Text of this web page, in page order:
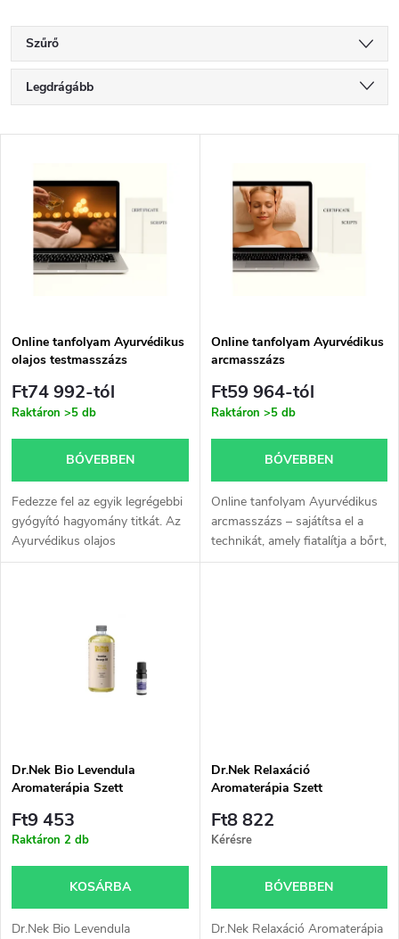
Szűrő
T
e
m
e
k
r
e
n
s
e
Legdrágább
ABC szerint
m
é
k
e
l
i
a
Online tanfolyam Ayurvédikus
olajos testmasszázs
Ft74 992-tól
Raktáron >5 db
BŐVEBBEN
Fedezze fel az egyik legrégebbi
gyógyító hagyomány titkát. Az
Ayurvédikus olajos
testmasszázs online
Online tanfolyam Ayurvédikus
arcmasszázs
Ft59 964-tól
Raktáron >5 db
BŐVEBBEN
Online tanfolyam Ayurvédikus
arcmasszázs – sajátítsa el a
technikát, amely fiatalítja a bőrt,
oldja a feszültséget és
Dr.Nek Bio Levendula
Aromaterápia Szett
Ft9 453
Raktáron 2 db
KOSÁRBA
Dr.Nek Bio Levendula
Dr.Nek Relaxáció
Aromaterápia Szett
Ft8 822
Kérésre
BŐVEBBEN
Dr.Nek Relaxáció Aromaterápia